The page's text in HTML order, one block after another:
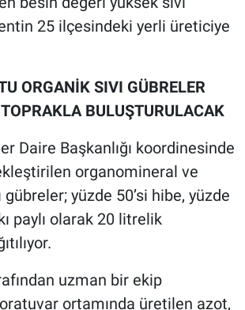
25 ilçesindeki yerli üreticiye
ORGANİK SIVI GÜBRELER
BULUŞTURULACAK
Daire Başkanlığı koordinesinde
organomineral ve
gübreler; yüzde 50’si hibe, yüzde
paylı olarak 20 litrelik
uzman bir ekip
ortamında üretilen azot,